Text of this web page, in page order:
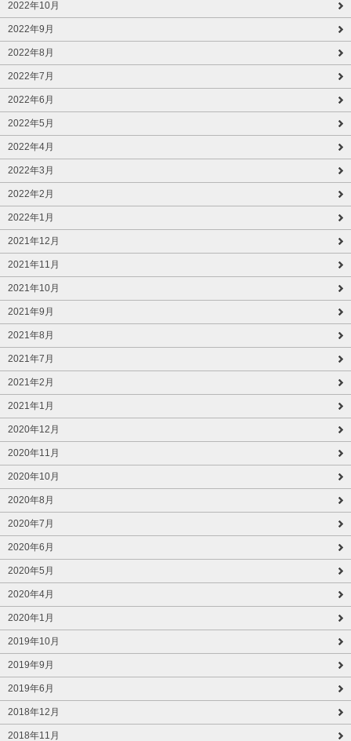
2022年10月
2022年9月
2022年8月
2022年7月
2022年6月
2022年5月
2022年4月
2022年3月
2022年2月
2022年1月
2021年12月
2021年11月
2021年10月
2021年9月
2021年8月
2021年7月
2021年2月
2021年1月
2020年12月
2020年11月
2020年10月
2020年8月
2020年7月
2020年6月
2020年5月
2020年4月
2020年1月
2019年10月
2019年9月
2019年6月
2018年12月
2018年11月